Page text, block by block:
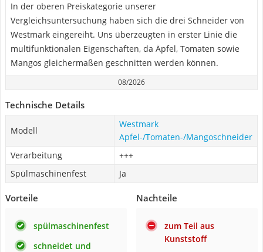
In der oberen Preiskategorie unserer
Vergleichsuntersuchung haben sich die drei Schneider von
Westmark eingereiht. Uns überzeugten in erster Linie die
multifunktionalen Eigenschaften, da Äpfel, Tomaten sowie
Mangos gleichermaßen geschnitten werden können.
08/2026
Technische Details
Modell
Westmark
Apfel-/Tomaten-/Mangoschneider
Verarbeitung
+++
Spülmaschinenfest
Ja
Vorteile
spülmaschinenfest
schneidet und
Nachteile
zum Teil aus
Kunststoff